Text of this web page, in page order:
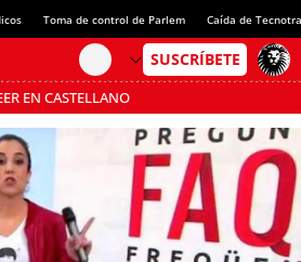
Toma de control de Parlem Caída de
EN CASTELLANO
al MODO AHORRO